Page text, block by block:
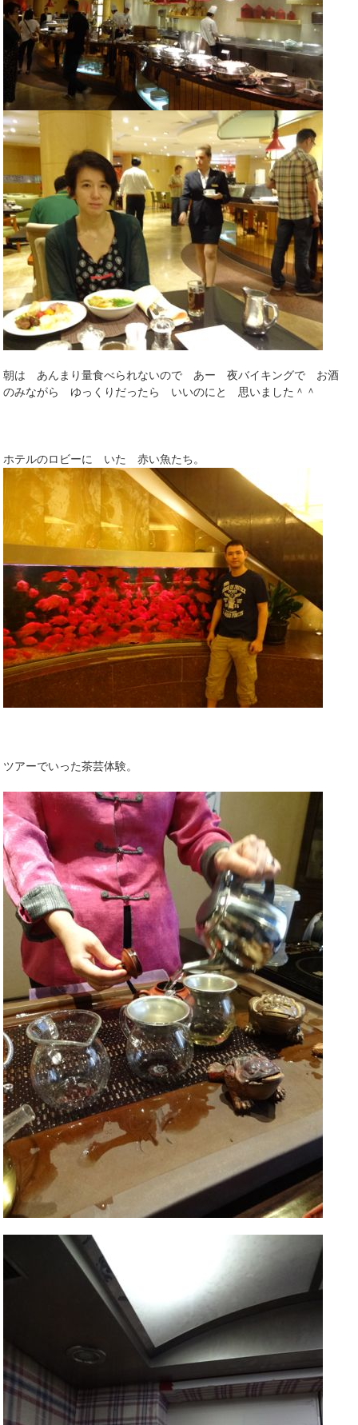
朝は あんまり量食べられないので あー 夜バイキングで お酒
のみながら ゆっくりだったら いいのにと 思いました＾＾
ホテルのロビーに いた 赤い魚たち。
ツアーでいった茶芸体験。